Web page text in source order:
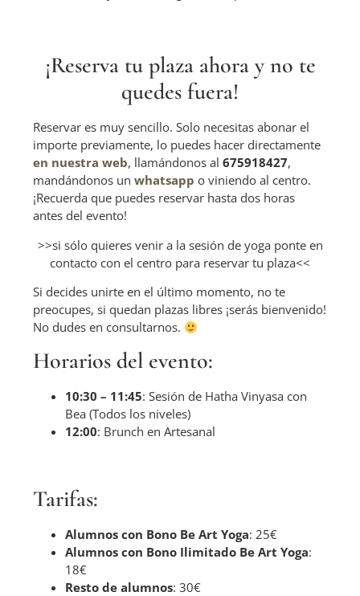
¡Reserva tu plaza ahora y no te
quedes fuera!
Reservar es muy sencillo. Solo necesitas abonar el
importe previamente, lo puedes hacer directamente
en nuestra web, llamándonos al675918427,
mandándonos unwhatsapp o viniendo al centro.
¡Recuerda que puedes reservar hasta dos horas
antes del evento!
>>si sólo quieres venir a la sesión de yoga ponte en
contacto con el centro para reservar tu plaza<<
Si decides unirte en el último momento, no te
preocupes, si quedan plazas libres ¡serás bienvenido!
No dudes en consultarnos.
Horarios del evento:
10:30 – 11:45: Sesión de Hatha Vinyasa con
Bea (Todos los niveles)
12:00: Brunch en Artesanal
Tarifas:
Alumnos con Bono Be Art Yoga: 25€
Alumnos con Bono Ilimitado Be Art Yoga:
18€
Resto de alumnos: 30€